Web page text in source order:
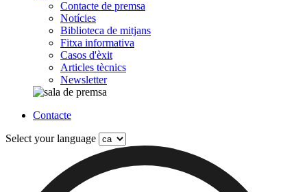
Contacte de premsa
Notícies
Biblioteca de mitjans
Fitxa informativa
Casos d'èxit
Articles tècnics
Newsletter
Contacte
Select your language